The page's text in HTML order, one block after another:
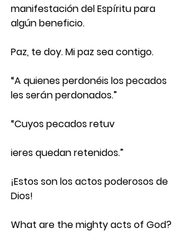
manifestación del Espíritu para
algún beneficio.
Paz, te doy. Mi paz sea contigo.
“A quienes perdonéis los pecados
les serán perdonados.”
“Cuyos pecados retuv
ieres quedan retenidos.”
¡Estos son los actos poderosos de
Dios!
What are the mighty acts of God?